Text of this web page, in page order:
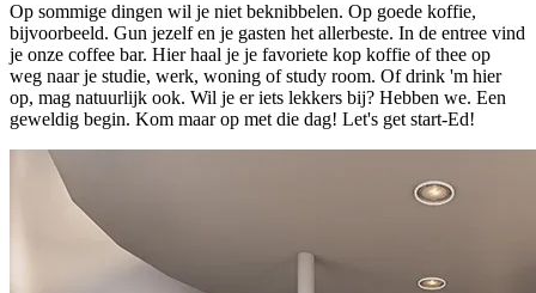
Op sommige dingen wil je niet beknibbelen. Op goede koffie,
bijvoorbeeld. Gun jezelf en je gasten het allerbeste. In de entree vind
je onze coffee bar. Hier haal je je favoriete kop koffie of thee op
weg naar je studie, werk, woning of study room. Of drink 'm hier
op, mag natuurlijk ook. Wil je er iets lekkers bij? Hebben we. Een
geweldig begin. Kom maar op met die dag! Let's get start-Ed!